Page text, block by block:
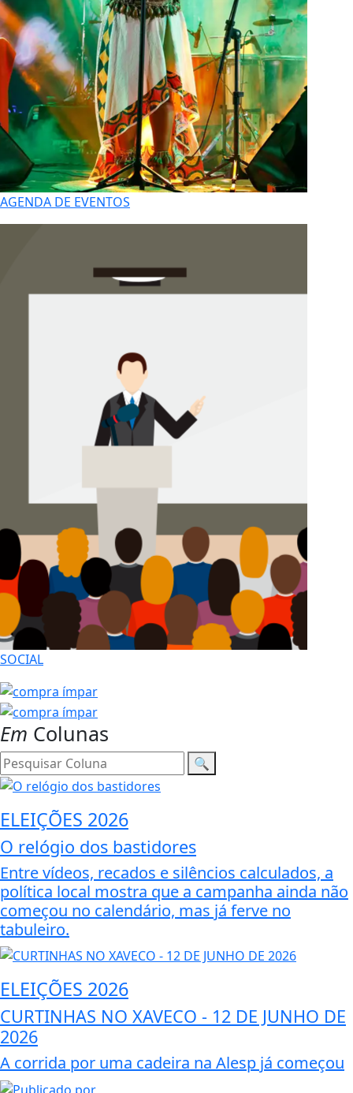
AGENDA DE EVENTOS
SOCIAL
Em Colunas
🔍
ELEIÇÕES 2026
O relógio dos bastidores
Entre vídeos, recados e silêncios calculados, a
política local mostra que a campanha ainda não
começou no calendário, mas já ferve no
tabuleiro.
ELEIÇÕES 2026
CURTINHAS NO XAVECO - 12 DE JUNHO DE
2026
A corrida por uma cadeira na Alesp já começou